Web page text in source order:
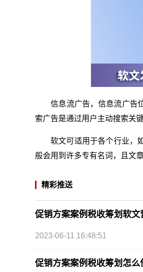
信息流广告，信息流广告
索广告是通过用户主动搜索关
软文可适用于各个行业，
般会用到许多专有名词，且文
精彩推送
促销方案案例税收筹划软文
2023-06-11 16:48:51
促销方案案例税收筹划怎